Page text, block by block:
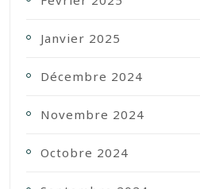
Janvier 2025
Décembre 2024
Novembre 2024
Octobre 2024